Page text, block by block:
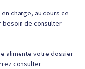
charge, au cours de
besoin de consulter
alimente votre dossier
consulter